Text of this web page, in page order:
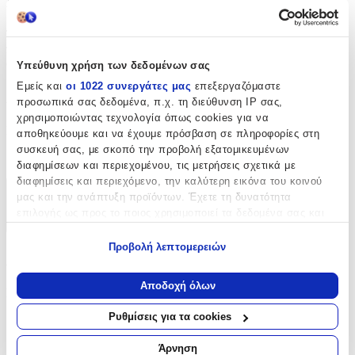
Υπεύθυνη χρήση των δεδομένων σας
Εμείς και οι 1022 συνεργάτες μας επεξεργαζόμαστε
προσωπικά σας δεδομένα, π.χ. τη διεύθυνση IP σας,
χρησιμοποιώντας τεχνολογία όπως cookies για να
αποθηκεύουμε και να έχουμε πρόσβαση σε πληροφορίες στη
συσκευή σας, με σκοπό την προβολή εξατομικευμένων
διαφημίσεων και περιεχομένου, τις μετρήσεις σχετικά με
διαφημίσεις και περιεχόμενο, την καλύτερη εικόνα του κοινού
μας και την ανάπτυξη προϊόντων. Έχετε τη δυνατότητα
Να συλλέξουμε πληροφορίες σχετικά με τη γεωγραφική
σας τοποθεσία, οι οποίες μπορεί να είναι ακριβείς σε
απόσταση μερικών μέτρων
Να αναγνωρίσουμε τη συσκευή σας σαρώνοντας ενεργά
για συγκεκριμένα χαρακτηριστικά (δακτυλικό αποτύπωμα)
Προβολή λεπτομερειών
Αποδοχή όλων
Ρυθμίσεις για τα cookies
Άρνηση
Τα μπρελόκ είναι μικρά κομμάτια με προσωπική χροιά που
σας. Είναι ένας χαρούμενος τρόπος να ανανεώσετε το στυλ σας!
Χαρακτηριστικά
Κατασκευαστής:
OEM
Χαρακτηριστικά
+
Χαρακτηριστικά
Κατασκευαστής